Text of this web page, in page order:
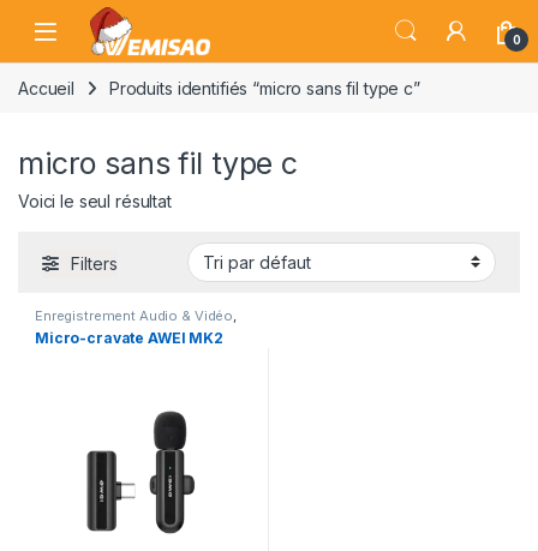
Skip to navigation
Skip to content
Open 0
Accueil Produits identifiés “micro sans fil type c”
micro sans fil type c
Voici le seul résultat
Filters
Enregistrement Audio & Vidéo
Equipements de PC
Micro-cravate AWEI MK2